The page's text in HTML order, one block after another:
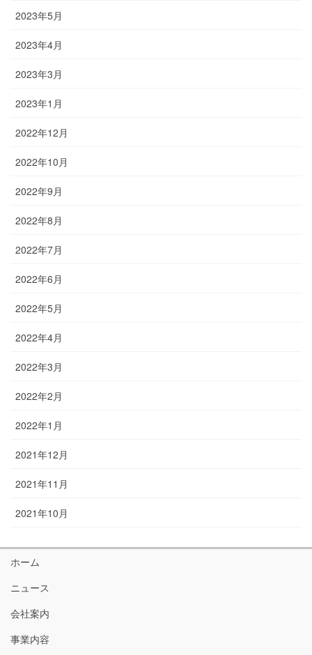
2023年5月
2023年4月
2023年3月
2023年1月
2022年12月
2022年10月
2022年9月
2022年8月
2022年7月
2022年6月
2022年5月
2022年4月
2022年3月
2022年2月
2022年1月
2021年12月
2021年11月
2021年10月
ホーム
ニュース
会社案内
事業内容